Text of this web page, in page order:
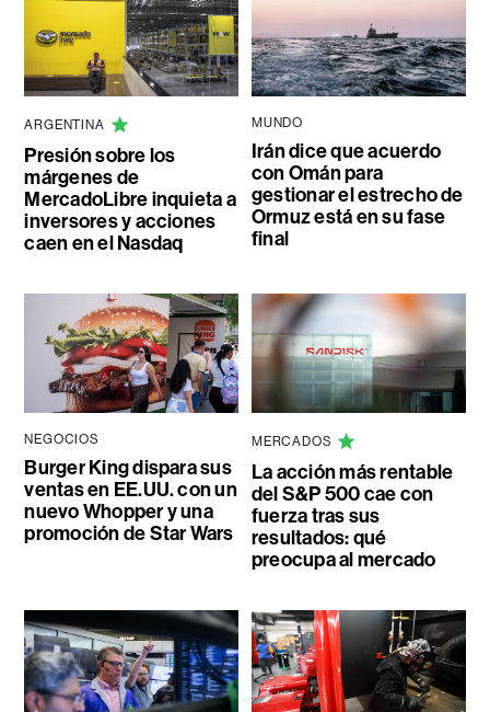
ARGENTINA
Presión sobre los
márgenes de
MercadoLibre inquieta a
inversores y acciones
caen en el Nasdaq
MUNDO
Irán dice que acuerdo
con Omán para
gestionar el estrecho de
Ormuz está en su fase
final
NEGOCIOS
Burger King dispara sus
ventas en EE.UU. con un
nuevo Whopper y una
promoción de Star Wars
MERCADOS
La acción más rentable
del S&P 500 cae con
fuerza tras sus
resultados: qué
preocupa al mercado